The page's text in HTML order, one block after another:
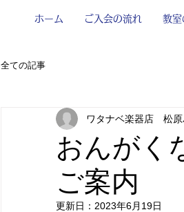
ホーム ご入会の流れ 教室
全ての記事
おんがく
ご案内
ワタナベ楽器店 松原
更新日： 2023年6月19日